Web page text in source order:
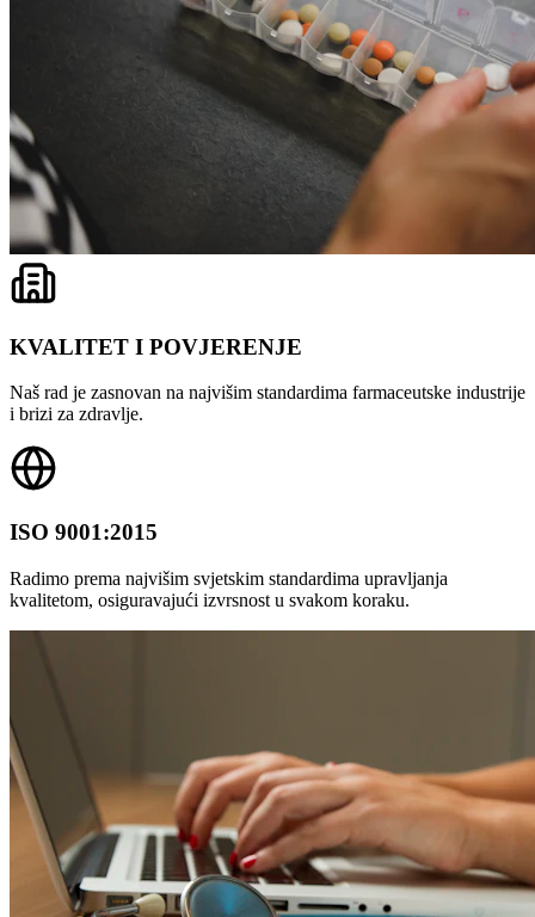
KVALITET I POVJERENJE
Naš rad je zasnovan na najvišim standardima farmaceutske industrije
i brizi za zdravlje.
ISO 9001:2015
Radimo prema najvišim svjetskim standardima upravljanja
kvalitetom, osiguravajući izvrsnost u svakom koraku.